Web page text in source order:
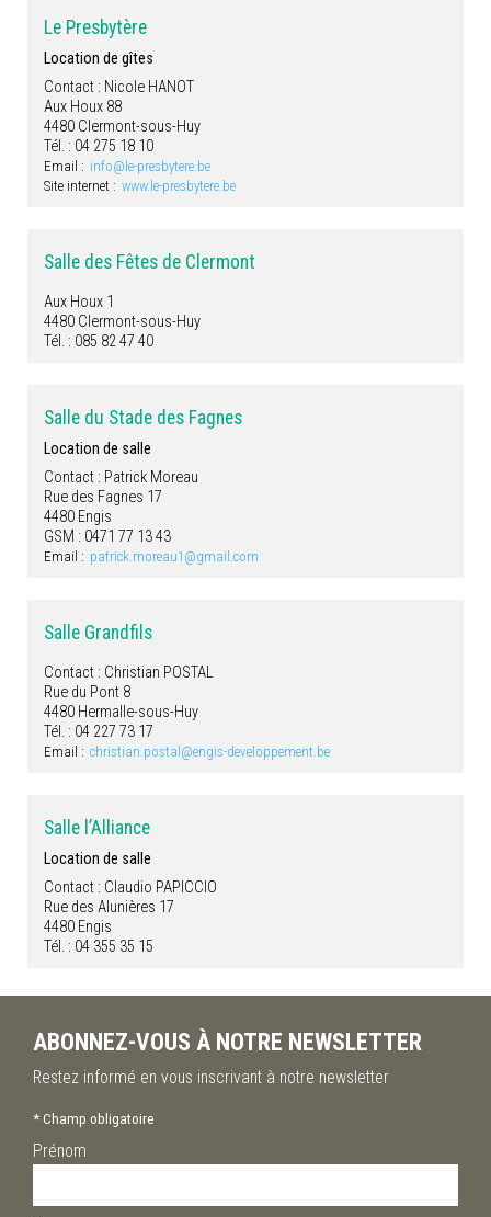
Le Presbytère
Location de gîtes
Contact : Nicole HANOT
Aux Houx 88
4480 Clermont-sous-Huy
Tél. : 04 275 18 10
Email : info@le-presbytere.be
Site internet : www.le-presbytere.be
Salle des Fêtes de Clermont
Aux Houx 1
4480 Clermont-sous-Huy
Tél. : 085 82 47 40
Salle du Stade des Fagnes
Location de salle
Contact : Patrick Moreau
Rue des Fagnes 17
4480 Engis
GSM : 0471 77 13 43
Email : patrick.moreau1@gmail.com
Salle Grandfils
Contact : Christian POSTAL
Rue du Pont 8
4480 Hermalle-sous-Huy
Tél. : 04 227 73 17
Email : christian.postal@engis-developpement.be
Salle l’Alliance
Location de salle
Contact : Claudio PAPICCIO
Rue des Alunières 17
4480 Engis
Tél. : 04 355 35 15
ABONNEZ-VOUS À NOTRE NEWSLETTER
Restez informé en vous inscrivant à notre newsletter
*Champ obligatoire
Prénom